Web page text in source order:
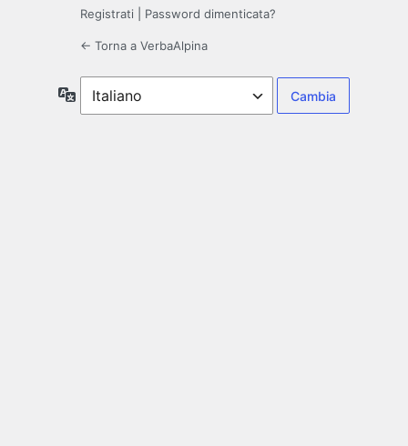
Registrati Password dimenticata?
← Torna a VerbaAlpina
Lingua